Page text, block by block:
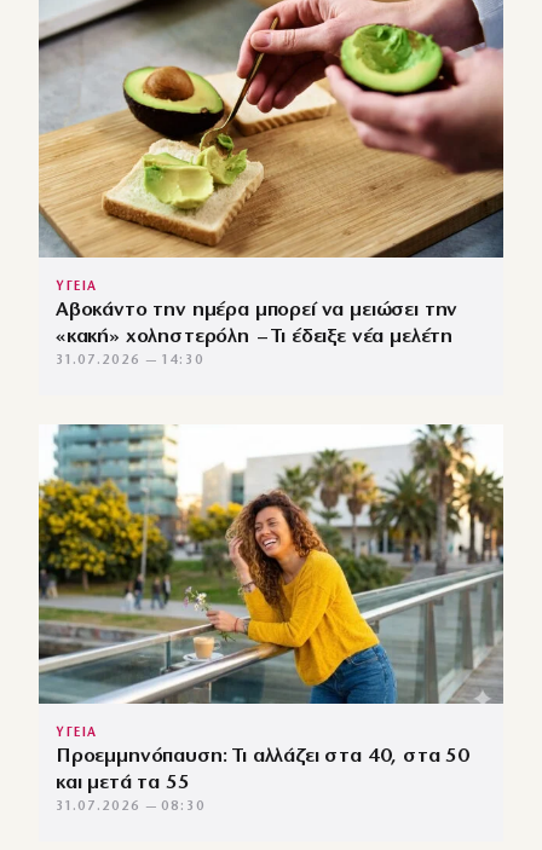
ΥΓΕΙΑ
Αβοκάντο την ημέρα μπορεί να μειώσει την
«κακή» χοληστερόλη – Τι έδειξε νέα μελέτη
31.07.2026 — 14:30
ΥΓΕΙΑ
Προεμμηνόπαυση: Τι αλλάζει στα 40, στα 50
και μετά τα 55
31.07.2026 — 08:30